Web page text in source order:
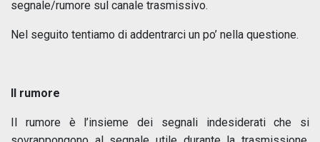
segnale/rumore sul canale trasmissivo.
Nel seguito tentiamo di addentrarci un po’ nella questione.
Il rumore
Il rumore è l’insieme dei segnali indesiderati che si